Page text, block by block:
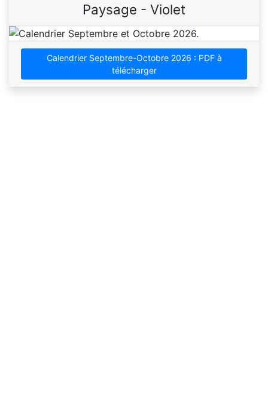
Paysage - Violet
Calendrier Septembre-Octobre 2026 : PDF à
télécharger